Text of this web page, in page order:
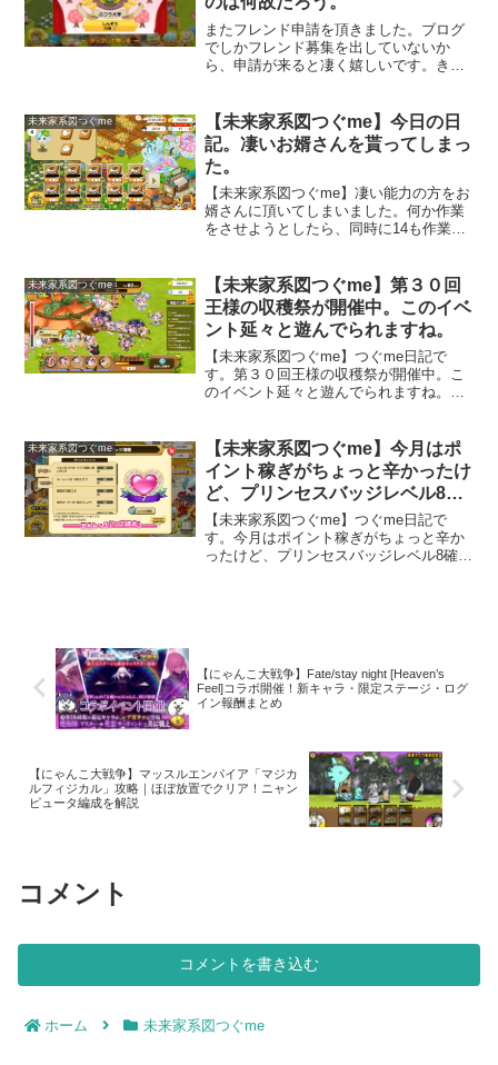
またフレンド申請を頂きました。ブログ
でしかフレンド募集を出していないか
ら、申請が来ると凄く嬉しいです。きっ
受に挑戦してみました。そして、初の受
験結果は合格です。「ふつう...
未来家系図つぐme
【未来家系図つぐme】今日の日
記。凄いお婿さんを貰ってしまっ
た。
【未来家系図つぐme】凄い能力の方をお
婿さんに頂いてしまいました。何か作業
をさせようとしたら、同時に14も作業出
今まで私の一族にいた方は、最大でも同
時に作業できる数が10だったので11以上
は作業画面がどうなるのか疑問でした。
今日、それが解決です。
未来家系図つぐme
【未来家系図つぐme】第３０回
王様の収穫祭が開催中。このイベ
ント延々と遊んでられますね。
【未来家系図つぐme】つぐme日記で
す。第３０回王様の収穫祭が開催中。こ
のイベント延々と遊んでられますね。沢
未来家系図つぐme
【未来家系図つぐme】今月はポ
イント稼ぎがちょっと辛かったけ
ど、プリンセスバッジレベル8確
定です
【未来家系図つぐme】つぐme日記で
す。今月はポイント稼ぎがちょっと辛か
ったけど、プリンセスバッジレベル8確定
【にゃんこ大戦争】Fate/stay night [Heaven’s
Feel]コラボ開催！新キャラ・限定ステージ・ログ
イン報酬まとめ
【にゃんこ大戦争】マッスルエンパイア「マジカ
ルフィジカル」攻略｜ほぼ放置でクリア！ニャン
ピュータ編成を解説
コメント
コメントを書き込む
ホーム 未来家系図つぐme